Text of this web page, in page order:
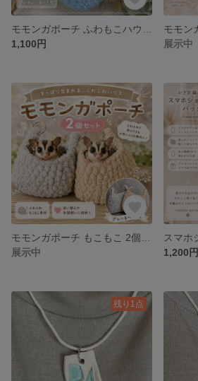
1,100円
展示中
展示中
1,200円
残り1点